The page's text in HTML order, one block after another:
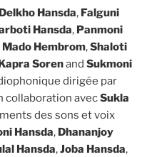
Delkho Hansda, Falguni
Hansda, Panmoni
Mado Hembrom,Shaloti
Sorenand Sukmoni
dirigée par
collaboration avecSukla
des sons et voix
Hansda, Dhananjoy
Hansda,Joba Hansda,